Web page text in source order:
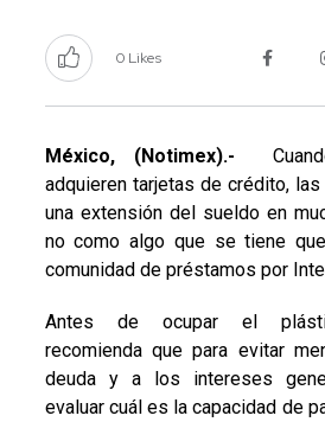
0 Likes
México, (Notimex).-
adquieren tarjetas de crédito,
una extensión del sueldo en
no como algo que se tiene
comunidad de préstamos por
Antes de ocupar el
recomienda que para evitar
deuda y a los intereses
evaluar cuál es la capacidad de